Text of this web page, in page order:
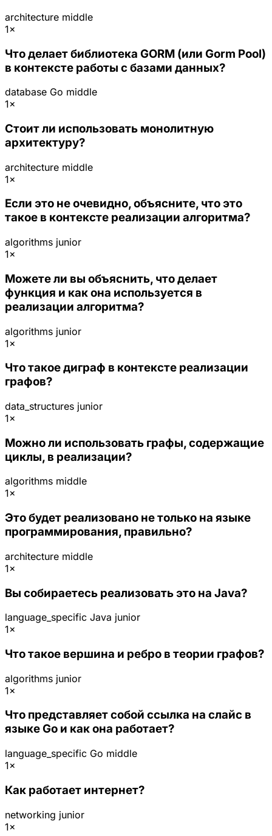
architecture middle
1×
Что делает библиотека GORM (или Gorm Pool)
в контексте работы с базами данных?
database Go middle
1×
Стоит ли использовать монолитную
архитектуру?
architecture middle
1×
Если это не очевидно, объясните, что это
такое в контексте реализации алгоритма?
algorithms junior
1×
Можете ли вы объяснить, что делает
функция и как она используется в
реализации алгоритма?
algorithms junior
1×
Что такое диграф в контексте реализации
графов?
data_structures junior
1×
Можно ли использовать графы, содержащие
циклы, в реализации?
algorithms middle
1×
Это будет реализовано не только на языке
программирования, правильно?
architecture middle
1×
Вы собираетесь реализовать это на Java?
language_specific Java junior
1×
Что такое вершина и ребро в теории графов?
algorithms junior
1×
Что представляет собой ссылка на слайс в
языке Go и как она работает?
language_specific Go middle
1×
Как работает интернет?
networking junior
1×